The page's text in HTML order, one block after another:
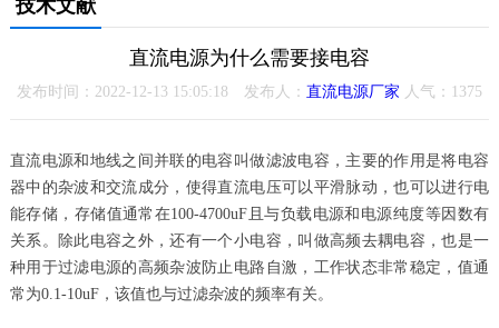
技术文献
直流电源为什么需要接电容
发布时间：2022-12-13 15:05:18 发布人： 直流电源厂家 人气： 1375
直流电源和地线之间并联的电容叫做滤波电容，主要的作用是将电容
器中的杂波和交流成分，使得直流电压可以平滑脉动，也可以进行电
能存储，存储值通常在100-4700uF且与负载电源和电源纯度等因数有
关系。除此电容之外，还有一个小电容，叫做高频去耦电容，也是一
种用于过滤电源的高频杂波防止电路自激，工作状态非常稳定，值通
常为0.1-10uF，该值也与过滤杂波的频率有关。